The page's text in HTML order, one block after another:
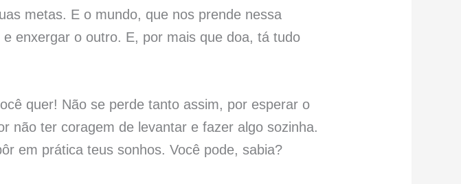
metas. E o mundo, que nos prende nessa
enxergar o outro. E, por mais que doa, tá tudo
quer! Não se perde tanto assim, por esperar o
não ter coragem de levantar e fazer algo sozinha.
em prática teus sonhos. Você pode, sabia?